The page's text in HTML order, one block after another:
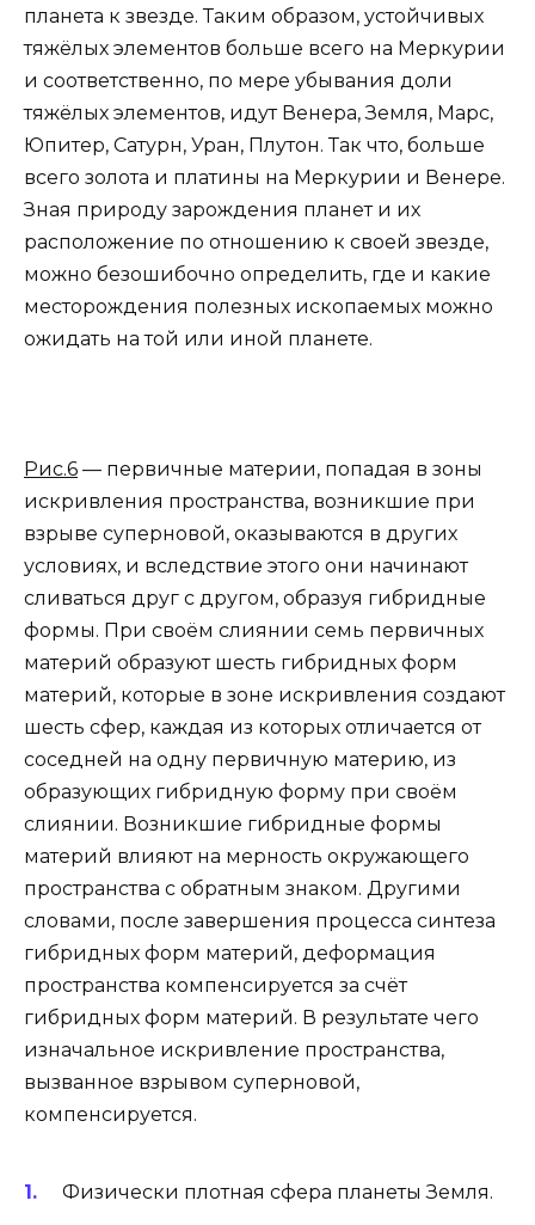
планета к звезде. Таким образом, устойчивых
тяжёлых элементов больше всего на Меркурии
и соответственно, по мере убывания доли
тяжёлых элементов, идут Венера, Земля, Марс,
Юпитер, Сатурн, Уран, Плутон. Так что, больше
всего золота и платины на Меркурии и Венере.
Зная природу зарождения планет и их
расположение по отношению к своей звезде,
можно безошибочно определить, где и какие
месторождения полезных ископаемых можно
ожидать на той или иной планете.
Рис.6 — первичные материи, попадая в зоны
искривления пространства, возникшие при
взрыве суперновой, оказываются в других
условиях, и вследствие этого они начинают
сливаться друг с другом, образуя гибридные
формы. При своём слиянии семь первичных
материй образуют шесть гибридных форм
материй, которые в зоне искривления создают
шесть сфер, каждая из которых отличается от
соседней на одну первичную материю, из
образующих гибридную форму при своём
слиянии. Возникшие гибридные формы
материй влияют на мерность окружающего
пространства с обратным знаком. Другими
словами, после завершения процесса синтеза
гибридных форм материй, деформация
пространства компенсируется за счёт
гибридных форм материй. В результате чего
изначальное искривление пространства,
вызванное взрывом суперновой,
компенсируется.
Физически плотная сфера планеты Земля.